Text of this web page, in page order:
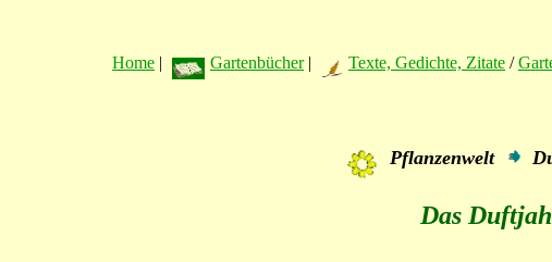
Home | Gartenbücher| Texte, Gedichte, Zitate /
Pflanzenwelt
Das